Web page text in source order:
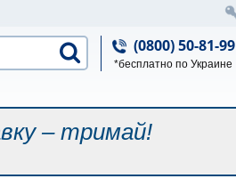
(0800) 50-81-99
*бесплатно по Украине
– тримай!